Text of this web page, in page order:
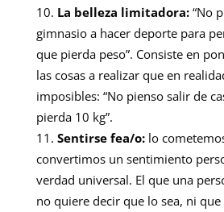
La belleza limitadora:“No
gimnasio a hacer deporte para
que pierda peso”. Consiste en
las cosas a realizar que en
imposibles: “No pienso salir de
pierda 10 kg”.
Sentirse fea/o:lo
convertimos un sentimiento
verdad universal. El que una
no quiere decir que lo sea, ni